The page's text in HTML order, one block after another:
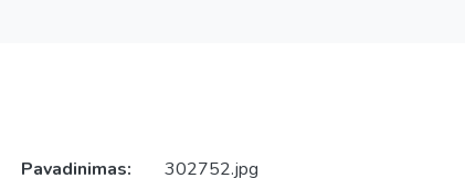
Pavadinimas:
302752.jpg